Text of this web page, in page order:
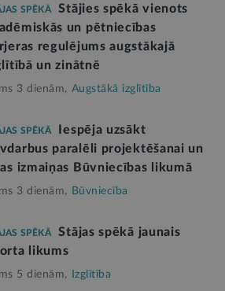
SPĒKĀ
Stājies spēkā vienots
un pētniecības
regulējums augstākajā
un zinātnē
3 dienām, Augstākā izglītība
SPĒKĀ
Iespēja uzsākt
paralēli projektēšanai un
izmaiņas Būvniecības likumā
3 dienām, Būvniecība
SPĒKĀ
Stājas spēkā jaunais
likums
5 dienām, Izglītība